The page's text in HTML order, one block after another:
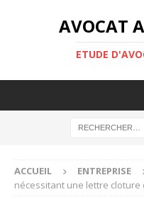
AVOCAT
ETUDE
ACCUEIL ENTREPRISE
nécessitant une lettre cloture